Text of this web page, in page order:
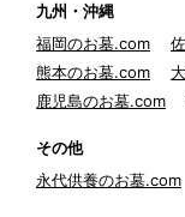
九州・沖縄
福岡のお墓.com
熊本のお墓.com
鹿児島のお墓.com
その他
永代供養のお墓.com